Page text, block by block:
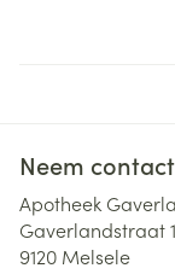
Neem
Apotheek
Gaverlandstraat
9120 Melsele